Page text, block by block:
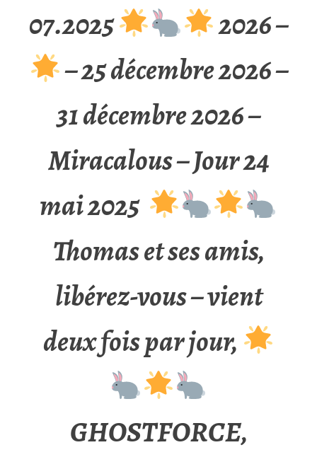
07.2025
2026 –
– 25 décembre 2026 –
31 décembre 2026 –
Miracalous – Jour 24
mai 2025
Thomas et ses amis,
libérez-vous – vient
deux fois par jour,
GHOSTFORCE,